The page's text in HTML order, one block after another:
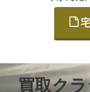
買取ク